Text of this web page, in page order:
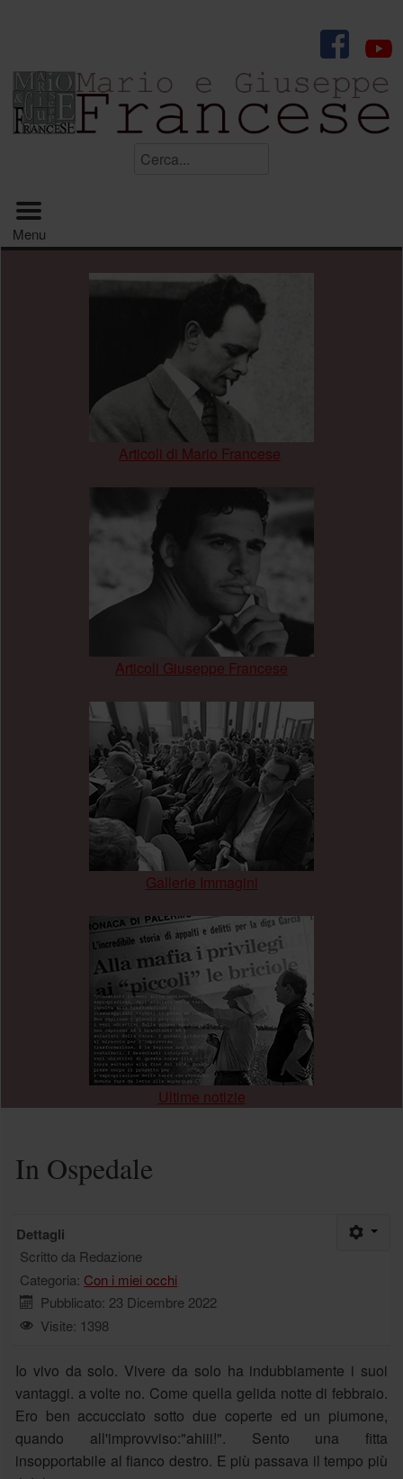
Menu principale
Menu
Articoli di Mario Francese
Articoli Giuseppe Francese
Gallerie Immagini
Ultime notizie
In Ospedale
Dettagli
Scritto da Redazione
Categoria: Con i miei occhi
Pubblicato: 23 Dicembre 2022
Visite: 1398
Io vivo da solo. Vivere da solo ha indubbiamente i suoi
vantaggi. a volte no. Come quella gelida notte di febbraio.
Ero ben accucciato sotto due coperte ed un piumone,
quando all'improvviso:"ahiii!". Sento una fitta
insopportabile al fianco destro. E più passava il tempo più